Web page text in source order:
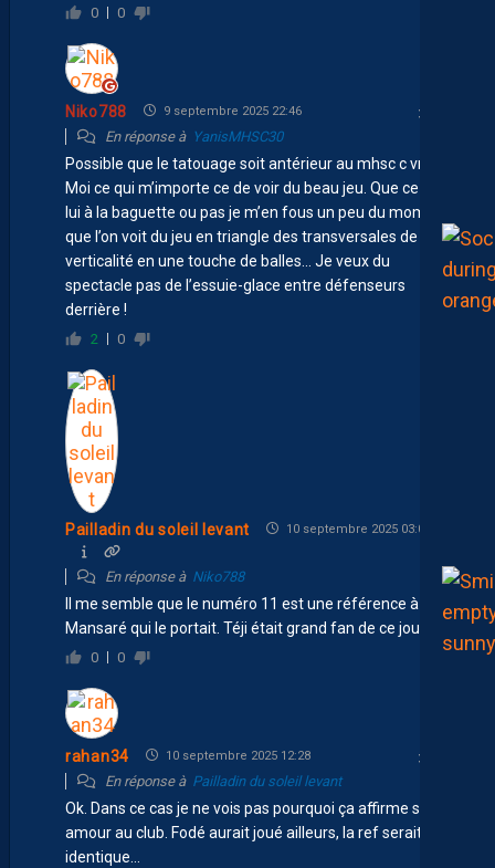
0 0
Niko788 9 septembre 2025 22:46
En réponse à YanisMHSC30
Possible que le tatouage soit antérieur au mhsc c vrai….
Moi ce qui m’importe ce de voir du beau jeu. Que ce soit
lui à la baguette ou pas je m’en fous un peu du moment
que l’on voit du jeu en triangle des transversales de la
verticalité en une touche de balles… Je veux du
spectacle pas de l’essuie-glace entre défenseurs
derrière !
2 0
Pailladin du soleil levant 10 septembre 2025 03:07
En réponse à Niko788
Il me semble que le numéro 11 est une référence à Fodé
Mansaré qui le portait. Téji était grand fan de ce joueur.
0 0
rahan34 10 septembre 2025 12:28
En réponse à Pailladin du soleil levant
Ok. Dans ce cas je ne vois pas pourquoi ça affirme son
amour au club. Fodé aurait joué ailleurs, la ref serait
identique…